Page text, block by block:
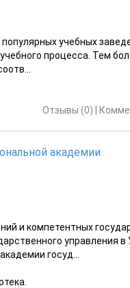
учебных
процесса. Тем
Отзывы (0)
академии
и компетентных
управления в
госуд...